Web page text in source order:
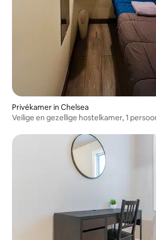
Privékamer in Chelsea
Veilige en gezellige hostelkamer, 1